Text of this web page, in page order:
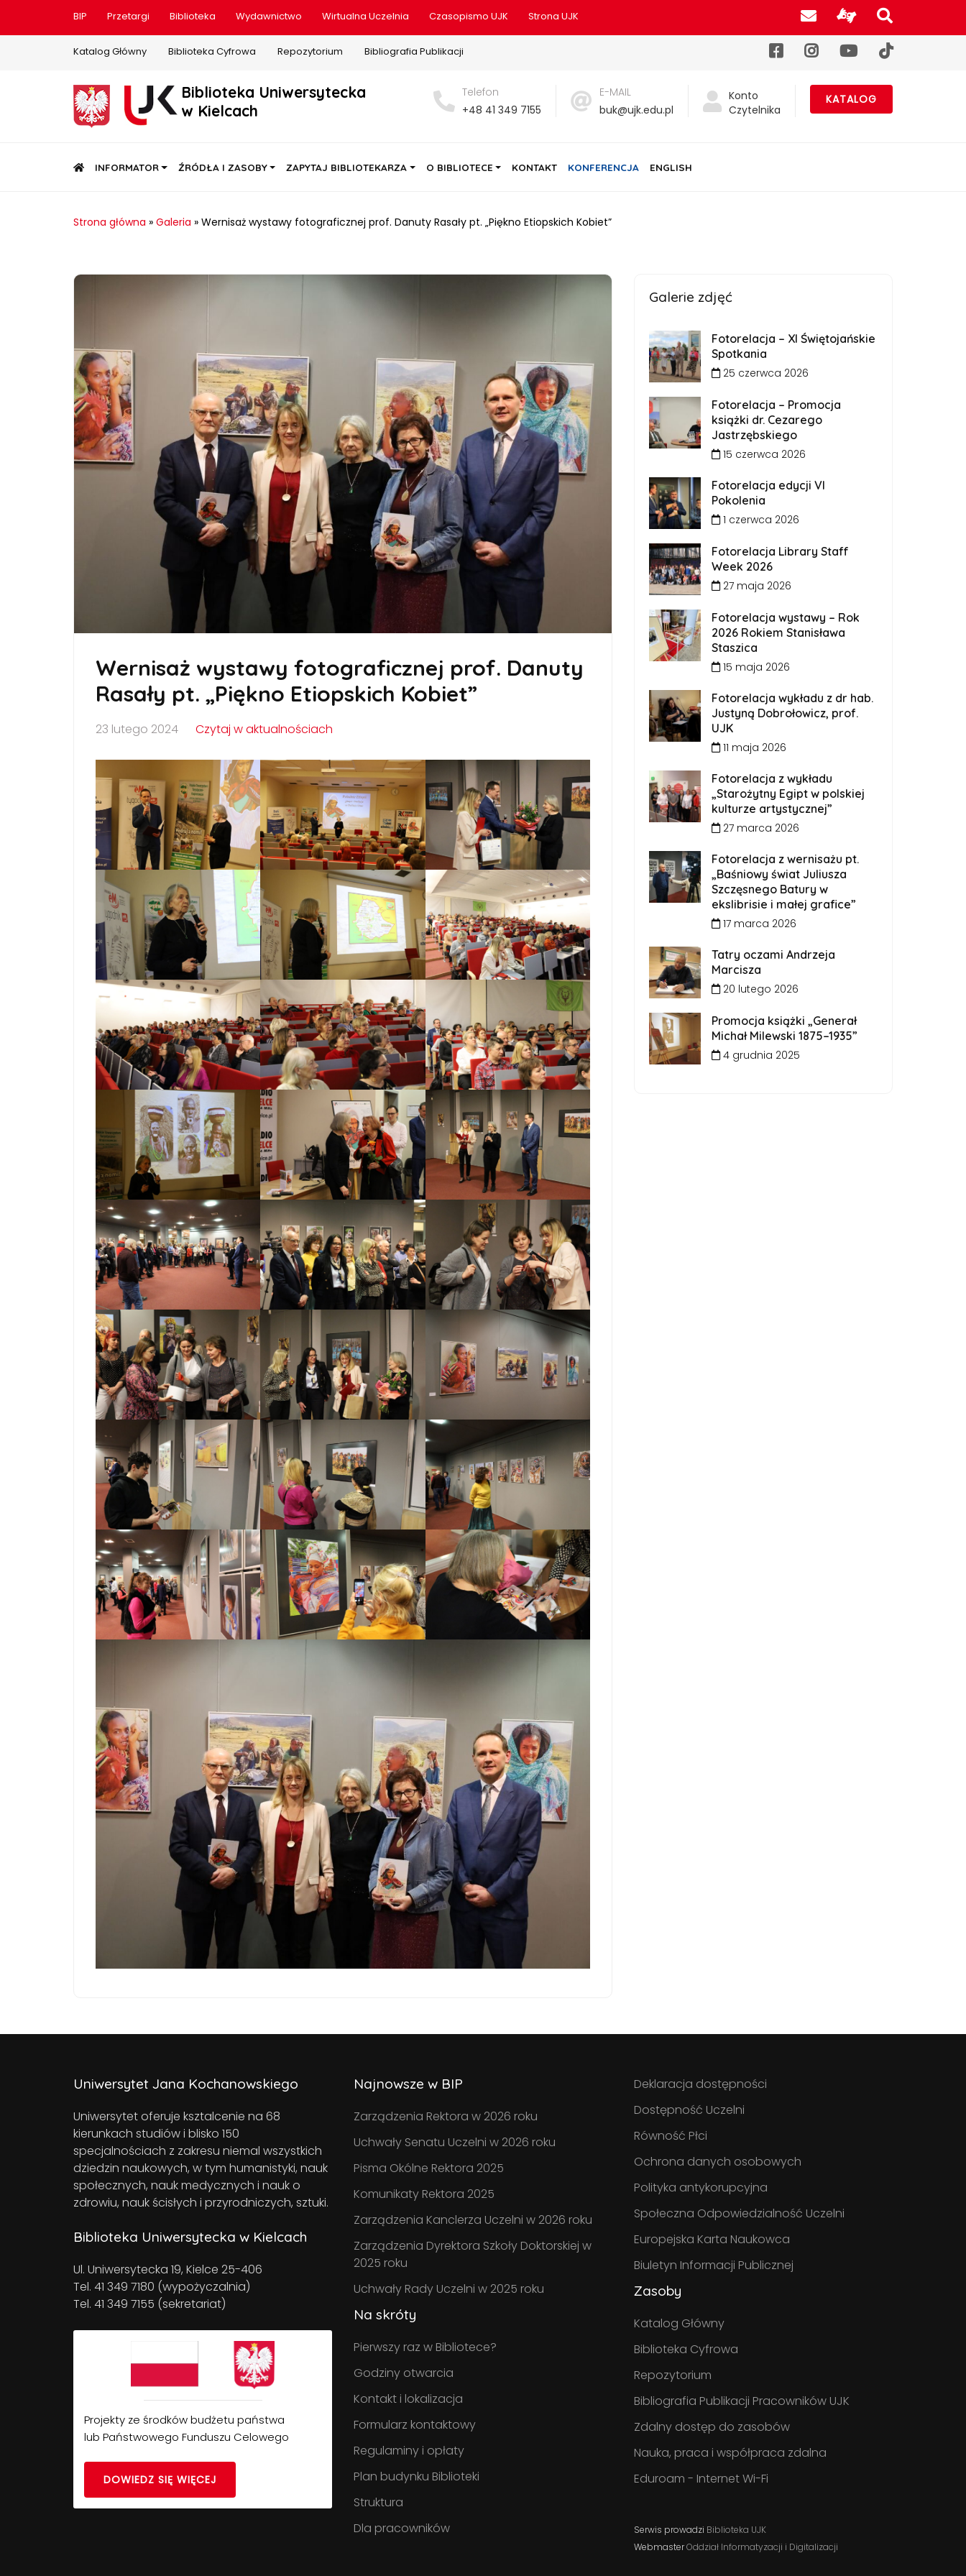
BIP Przetargi Biblioteka Wydawnictwo Wirtualna Uczelnia Czasopismo UJK Strona UJK Poczta UJKInformacje
Szukaj
Katalog Główny Biblioteka Cyfrowa Repozytorium Bibliografia Publikacji Facebook
Instagram
YouTube
TikTok
Biblioteka Uniwersytecka
w Kielcach
Telefon
+48 41 349 7155
E-MAIL
buk@ujk.edu.pl
Konto
Czytelnika
KATALOG
STRONA GŁÓWNA
INFORMATOR ŹRÓDŁA I ZASOBY ZAPYTAJ BIBLIOTEKARZA O BIBLIOTECE KONTAKT KONFERENCJA ENGLISH
Strona główna » Galeria » Wernisaż wystawy fotograficznej prof. Danuty Rasały pt. „Piękno Etiopskich Kobiet”
Wernisaż wystawy fotograficznej prof. Danuty
Rasały pt. „Piękno Etiopskich Kobiet”
23 lutego 2024 Czytaj w aktualnościach
Galerie zdjęć
Fotorelacja – XI Świętojańskie
Spotkania
25 czerwca 2026
Fotorelacja – Promocja
książki dr. Cezarego
Jastrzębskiego
15 czerwca 2026
Fotorelacja edycji VI
Pokolenia
1 czerwca 2026
Fotorelacja Library Staff
Week 2026
27 maja 2026
Fotorelacja wystawy – Rok
2026 Rokiem Stanisława
Staszica
15 maja 2026
Fotorelacja wykładu z dr hab.
Justyną Dobrołowicz, prof.
UJK
11 maja 2026
Fotorelacja z wykładu
„Starożytny Egipt w polskiej
kulturze artystycznej”
27 marca 2026
Fotorelacja z wernisażu pt.
„Baśniowy świat Juliusza
Szczęsnego Batury w
ekslibrisie i małej grafice”
17 marca 2026
Tatry oczami Andrzeja
Marcisza
20 lutego 2026
Promocja książki „Generał
Michał Milewski 1875–1935”
4 grudnia 2025
Uniwersytet Jana Kochanowskiego
Uniwersytet oferuje ksztalcenie na 68
kierunkach studiów i blisko 150
specjalnościach z zakresu niemal wszystkich
dziedzin naukowych, w tym humanistyki, nauk
społecznych, nauk medycznych i nauk o
zdrowiu, nauk ścisłych i przyrodniczych, sztuki.
Biblioteka Uniwersytecka w Kielcach
Ul. Uniwersytecka 19, Kielce 25-406
Tel. 41 349 7180 (wypożyczalnia)
Tel. 41 349 7155 (sekretariat)
Projekty ze środków budżetu państwa
lub Państwowego Funduszu Celowego
DOWIEDZ SIĘ WIĘCEJ
Najnowsze w BIP
Zarządzenia Rektora w 2026 roku
Uchwały Senatu Uczelni w 2026 roku
Pisma Okólne Rektora 2025
Komunikaty Rektora 2025
Zarządzenia Kanclerza Uczelni w 2026 roku
Zarządzenia Dyrektora Szkoły Doktorskiej w
2025 roku
Uchwały Rady Uczelni w 2025 roku
Na skróty
Pierwszy raz w Bibliotece?
Godziny otwarcia
Kontakt i lokalizacja
Formularz kontaktowy
Regulaminy i opłaty
Plan budynku Biblioteki
Struktura
Dla pracowników
Deklaracja dostępności
Dostępność Uczelni
Równość Płci
Ochrona danych osobowych
Polityka antykorupcyjna
Społeczna Odpowiedzialność Uczelni
Europejska Karta Naukowca
Biuletyn Informacji Publicznej
Zasoby
Katalog Główny
Biblioteka Cyfrowa
Repozytorium
Bibliografia Publikacji Pracowników UJK
Zdalny dostęp do zasobów
Nauka, praca i współpraca zdalna
Eduroam - Internet Wi-Fi
Serwis prowadzi Biblioteka UJK
WebmasterOddział Informatyzacji i Digitalizacji